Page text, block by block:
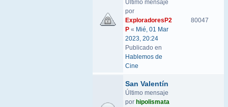
Último mensaje
por
ExploradoresP2
P « Mié, 01 Mar
2023, 20:24
Publicado en
Hablemos de
Cine
80047
San Valentín
Último mensaje
por hipolismata